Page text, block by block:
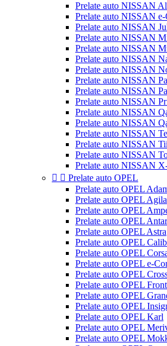
Prelate auto NISSAN
Prelate auto NISSAN e-
Prelate auto NISSAN
Prelate auto NISSAN
Prelate auto NISSAN
Prelate auto NISSAN
Prelate auto NISSAN
Prelate auto NISSAN
Prelate auto NISSAN
Prelate auto NISSAN
Prelate auto NISSAN
Prelate auto NISSAN
Prelate auto NISSAN
Prelate auto NISSAN
Prelate auto NISSAN
Prelate auto NISSAN
  Prelate auto OPEL
Prelate auto OPEL
Prelate auto OPEL Agila
Prelate auto OPEL
Prelate auto OPEL
Prelate auto OPEL Astra
Prelate auto OPEL
Prelate auto OPEL
Prelate auto OPEL e-
Prelate auto OPEL
Prelate auto OPEL
Prelate auto OPEL
Prelate auto OPEL
Prelate auto OPEL Karl
Prelate auto OPEL
Prelate auto OPEL